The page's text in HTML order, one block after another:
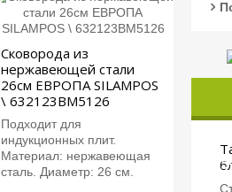
Сковорода из
нержавеющей стали
26см ЕВРОПА SILAMPOS
\ 632123BM5126
Подходит для
индукционных плит.
Материал: нержавеющая
сталь. Диаметр: 26 см.
-